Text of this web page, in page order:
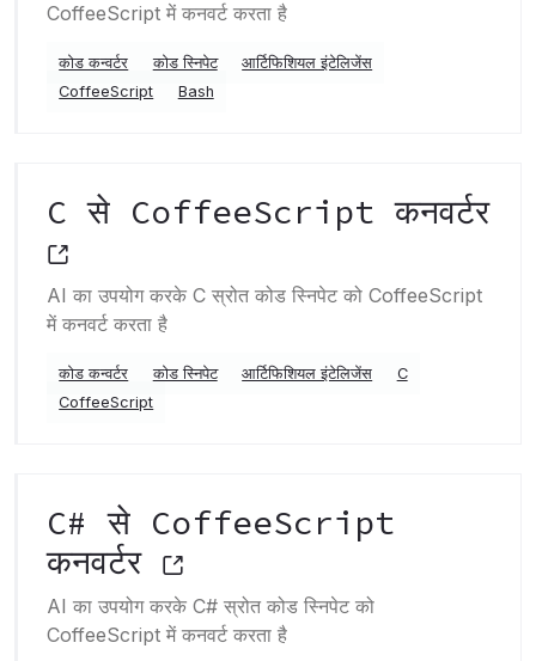
CoffeeScript में कनवर्ट करता है
कोड कन्वर्टर कोड स्निपेट
आर्टिफिशियल इंटेलिजेंस
CoffeeScript
Bash
C से CoffeeScript कनवर्टर
AI का उपयोग करके C स्रोत कोड स्निपेट को CoffeeScript
में कनवर्ट करता है
कोड कन्वर्टर कोड स्निपेट आर्टिफिशियल इंटेलिजेंस
C
CoffeeScript
C# से CoffeeScript
कनवर्टर
AI का उपयोग करके C# स्रोत कोड स्निपेट को
CoffeeScript में कनवर्ट करता है